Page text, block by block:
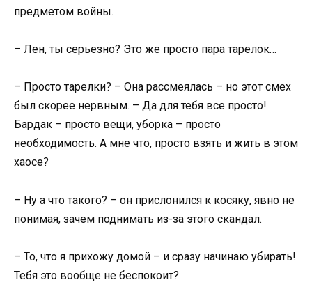
предметом войны.
– Лен, ты серьезно? Это же просто пара тарелок…
– Просто тарелки? – Она рассмеялась – но этот смех
был скорее нервным. – Да для тебя все просто!
Бардак – просто вещи, уборка – просто
необходимость. А мне что, просто взять и жить в этом
хаосе?
– Ну а что такого? – он прислонился к косяку, явно не
понимая, зачем поднимать из-за этого скандал.
– То, что я прихожу домой – и сразу начинаю убирать!
Тебя это вообще не беспокоит?